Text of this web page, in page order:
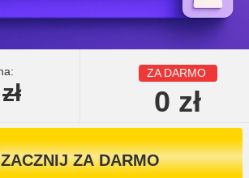
zł
ZA DARMO
0 zł
ZACZNIJ ZA DARMO